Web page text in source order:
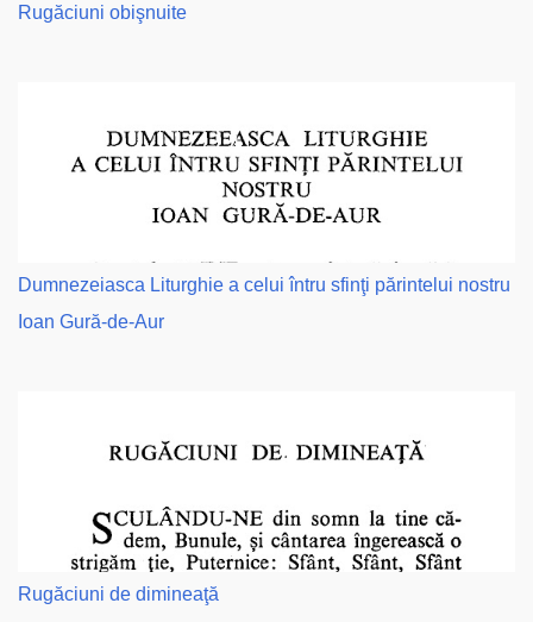
Rugăciuni obişnuite
Dumnezeiasca Liturghie a celui întru sfinţi părintelui nostru
Ioan Gură-de-Aur
Rugăciuni de dimineaţă